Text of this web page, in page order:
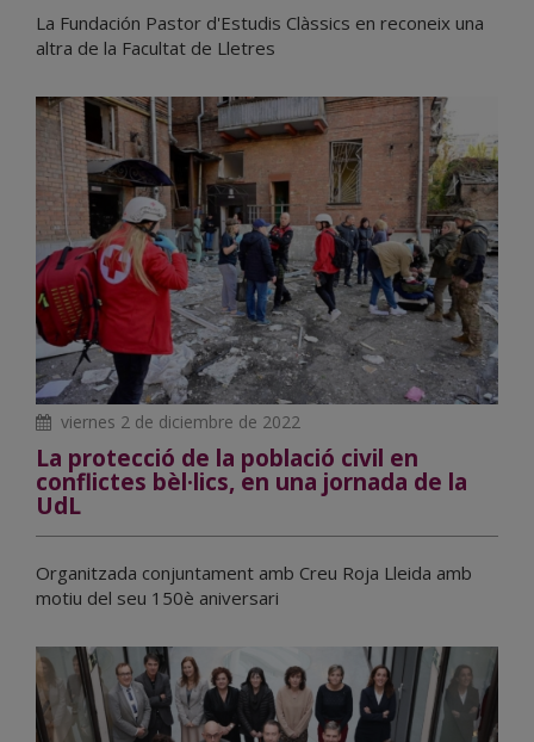
La Fundación Pastor d'Estudis Clàssics en reconeix una
altra de la Facultat de Lletres
viernes 2 de diciembre de 2022
La protecció de la població civil en
conflictes bèl·lics, en una jornada de la
UdL
Organitzada conjuntament amb Creu Roja Lleida amb
motiu del seu 150è aniversari